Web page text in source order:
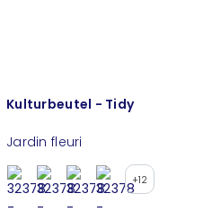
Kulturbeutel - Tidy
Jardin fleuri
+12